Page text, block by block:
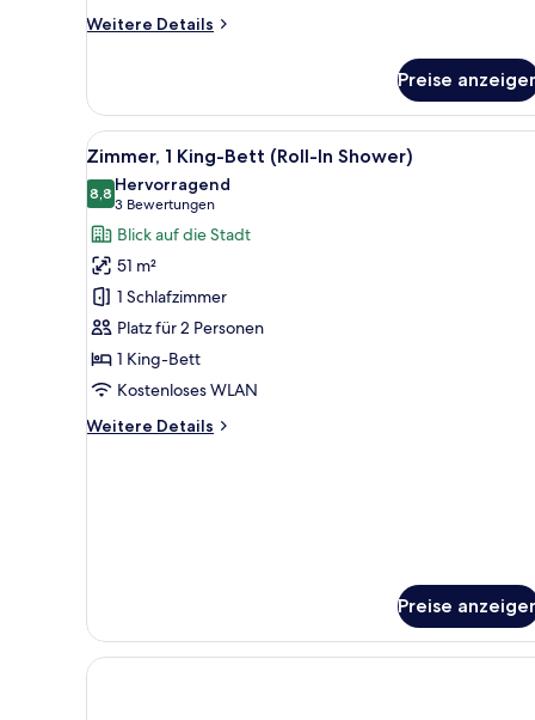
Weitere Details
Weitere
Zimmer,
Queen-
Bett
Preise
Alle
Fotos
für
Zimmer,
1 King-
Bett
(Roll-
In
Shower)
anzeigen
Ein Hotelzimmer mit großem
6
Zimmer, 1 King-Bett (Roll-In Shower)
8,88,8 von 10
Hervorragend
3 Bewertungen
(3
Bewertungen)
Blick auf die Stadt
51 m²
1 Schlafzimmer
Platz für 2 Personen
1 King-Bett
Kostenloses WLAN
Weitere Details
Weitere
Preise